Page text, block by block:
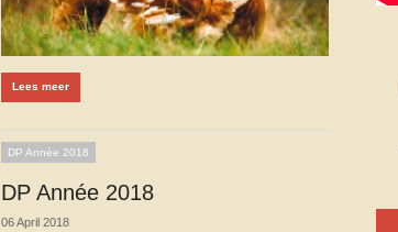
Lees meer
DP Année 2018
DP Année 2018
06 April 2018